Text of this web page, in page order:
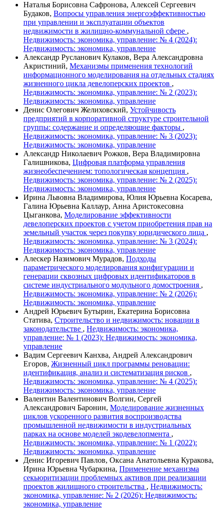
Наталья Борисовна Сафронова, Алексей Сергеевич
Будаков, Вопросы управления энергоэффективностью
при управлении и эксплуатации объектов
недвижимости в жилищно-коммунальной сфере ,
Недвижимость: экономика, управление: № 4 (2024):
Недвижимость: экономика, управление
Александр Русланович Кулаков, Вера Александровна
Акристиний, Механизмы применения технологий
информационного моделирования на отдельных стадиях
жизненного цикла девелоперских проектов ,
Недвижимость: экономика, управление: № 2 (2023):
Недвижимость: экономика, управление
Денис Олегович Желиховский, Устойчивость
предприятий в корпоративной структуре строительной
группы: содержание и определяющие факторы ,
Недвижимость: экономика, управление: № 3 (2023):
Недвижимость: экономика, управление
Александр Николаевич Рожков, Вера Владимировна
Галишникова, Цифровая платформа управления
жизнеобеспечением: топологическая концепция ,
Недвижимость: экономика, управление: № 2 (2025):
Недвижимость: экономика, управление
Ирина Львовна Владимирова, Юлия Юрьевна Косарева,
Галина Юрьевна Каллаур, Анна Аристокесовна
Цыганкова, Моделирование эффективности
девелоперских проектов с учетом приобретения прав на
земельный участок через покупку юридического лица ,
Недвижимость: экономика, управление: № 3 (2024):
Недвижимость: экономика, управление
Алескер Назимович Мурадов, Подходы
параметрического моделирования конфигурации и
генерации сквозных цифровых идентификаторов в
системе индустриального модульного домостроения ,
Недвижимость: экономика, управление: № 2 (2026):
Недвижимость: экономика, управление
Андрей Юрьевич Бутырин, Екатерина Борисовна
Статива, Строительство и недвижимость: новации в
законодательстве , Недвижимость: экономика,
управление: № 1 (2023): Недвижимость: экономика,
управление
Вадим Сергеевич Канхва, Андрей Александрович
Егоров, Жизненный цикл программы реновации:
идентификация, анализ и систематизация рисков ,
Недвижимость: экономика, управление: № 4 (2025):
Недвижимость: экономика, управление
Валентин Валентинович Волгин, Сергей
Александрович Баронин, Моделирование жизненных
циклов ускоренного развития воспроизводства
промышленной недвижимости в индустриальных
парках на основе моделей экодевелопмента ,
Недвижимость: экономика, управление: № 1 (2022):
Недвижимость: экономика, управление
Денис Игоревич Павлов, Оксана Анатольевна Куракова,
Ирина Юрьевна Чубаркина, Применение механизма
секьюритизации проблемных активов при реализации
проектов жилищного строительства , Недвижимость:
экономика, управление: № 2 (2026): Недвижимость:
экономика, управление